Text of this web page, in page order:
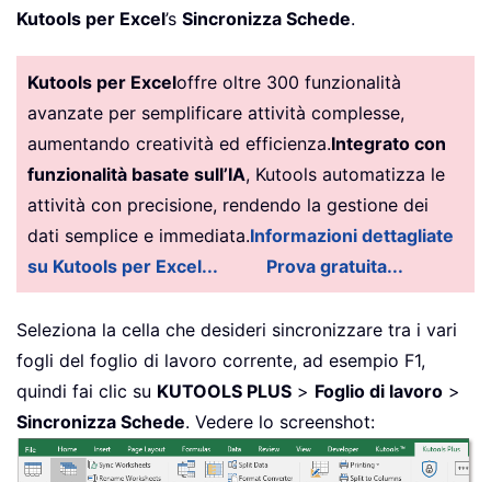
Kutools per Excel’s Sincronizza Schede.
Kutools per Exceloffre oltre 300 funzionalità
avanzate per semplificare attività complesse,
aumentando creatività ed efficienza.Integrato con
funzionalità basate sull’IA, Kutools automatizza le
attività con precisione, rendendo la gestione dei
dati semplice e immediata.Informazioni dettagliate
su Kutools per Excel...
Prova gratuita...
Seleziona la cella che desideri sincronizzare tra i vari
fogli del foglio di lavoro corrente, ad esempio F1,
quindi fai clic su KUTOOLS PLUS > Foglio di lavoro >
Sincronizza Schede. Vedere lo screenshot: